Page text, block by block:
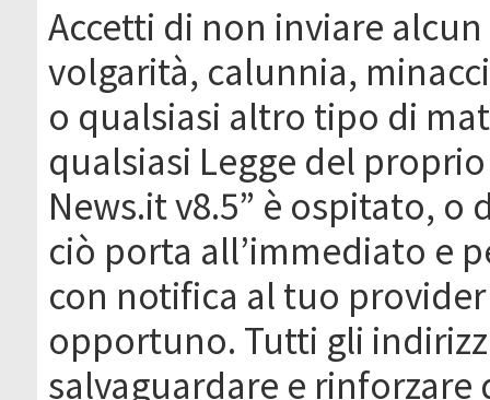
Accetti di non inviare
volgarità, calunnia,
o qualsiasi altro tipo di
qualsiasi Legge del
News.it v8.5” è ospitato, o
ciò porta all’immediato e
con notifica al tuo
opportuno. Tutti gli
salvaguardare e